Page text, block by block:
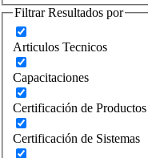
Filtrar Resultados por
Articulos Tecnicos
Capacitaciones
Certificación de Productos
Certificación de Sistemas